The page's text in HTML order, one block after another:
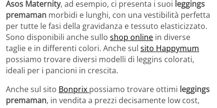
Asos Maternity, ad esempio, ci presenta i suoi leggings
premaman morbidi e lunghi, con una vestibilità perfetta
per tutte le fasi della gravidanza e tessuto elasticizzato.
Sono disponibili anche sullo shop online in diverse
taglie e in differenti colori. Anche sul sito Happymum
possiamo trovare diversi modelli di leggins colorati,
ideali per i pancioni in crescita.
Anche sul sito Bonprix possiamo trovare ottimi leggings
premaman, in vendita a prezzi decisamente low cost,